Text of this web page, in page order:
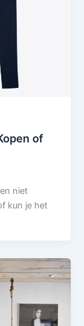
of
niet
kun je het